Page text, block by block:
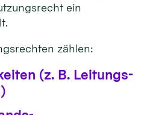
ein
zählen:
(z. B. Leitungs-